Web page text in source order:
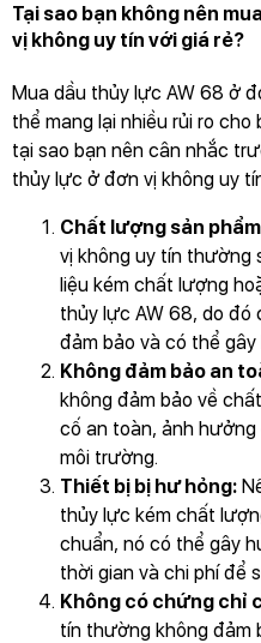
Tại sao bạn không nên
vị không uy tín với giá rẻ?
Mua dầu thủy lực AW 68 ở
thể mang lại nhiều rủi ro
tại sao bạn nên cân nhắc
thủy lực ở đơn vị không uy
Chất lượng sản
vị không uy tín thường
liệu kém chất lượng
thủy lực AW 68, do đó
đảm bảo và có thể
Không đảm bảo an
không đảm bảo về
cố an toàn, ảnh
môi trường.
Thiết bị bị hư hỏng:
thủy lực kém chất
chuẩn, nó có thể gây
thời gian và chi phí để
Không có chứng chỉ
tín thường không